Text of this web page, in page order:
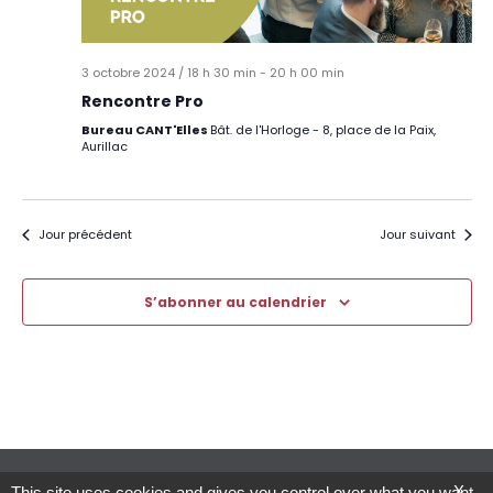
3 octobre 2024 / 18 h 30 min - 20 h 00 min
Rencontre Pro
Bureau CANT'Elles Bât. de l'Horloge - 8, place de la Paix,
Aurillac
Jour précédent Jour suivant
S’abonner au calendrier